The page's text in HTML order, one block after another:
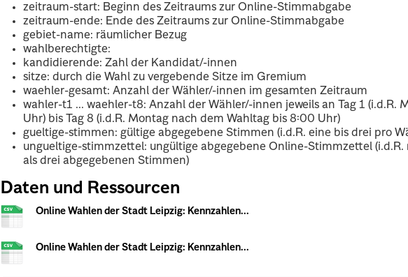
zeitraum-start: Beginn des Zeitraums zur Online-Stimmabgabe
zeitraum-ende: Ende des Zeitraums zur Online-Stimmabgabe
gebiet-name: räumlicher Bezug
wahlberechtigte:
kandidierende: Zahl der Kandidat/-innen
sitze: durch die Wahl zu vergebende Sitze im Gremium
waehler-gesamt: Anzahl der Wähler/-innen im gesamten Zeitraum
wahler-t1 ... waehler-t8: Anzahl der Wähler/-innen jeweils an Tag 1 (i.d.R.
Uhr) bis Tag 8 (i.d.R. Montag nach dem Wahltag bis 8:00 Uhr)
gueltige-stimmen: gültige abgegebene Stimmen (i.d.R. eine bis drei pro
ungueltige-stimmzettel: ungültige abgegebene Online-Stimmzettel
als drei abgegebenen Stimmen)
Daten und Ressourcen
Online Wahlen der Stadt Leipzig: Kennzahlen...
Online Wahlen der Stadt Leipzig: Kennzahlen...